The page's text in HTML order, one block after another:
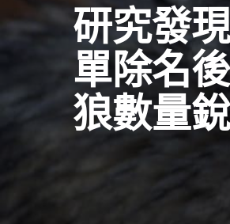
研究發
單除名
狼數量